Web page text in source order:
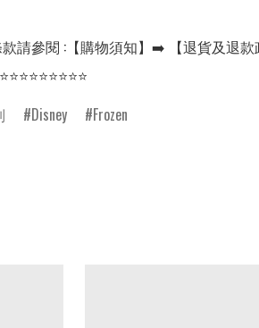
請參閱 :【購物須知】➡️ 【退貨及退款
Disney Frozen